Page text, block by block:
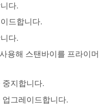
다.
드합니다.
다.
용해 스탠바이를 프라이머
지합니다.
그레이드합니다.